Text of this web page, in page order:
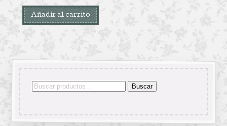
Añadir al carrito
Buscar
Buscar